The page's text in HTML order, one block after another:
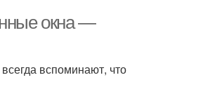
окна —
вспоминают, что